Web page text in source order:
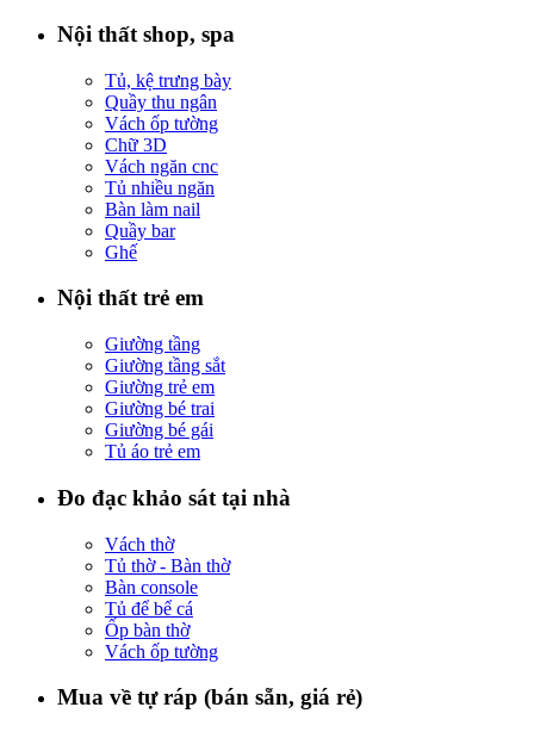
Nội thất shop, spa
Tủ, kệ trưng bày
Quầy thu ngân
Vách ốp tường
Chữ 3D
Vách ngăn cnc
Tủ nhiều ngăn
Bàn làm nail
Quầy bar
Ghế
Nội thất trẻ em
Giường tầng
Giường tầng sắt
Giường trẻ em
Giường bé trai
Giường bé gái
Tủ áo trẻ em
Đo đạc khảo sát tại nhà
Vách thờ
Tủ thờ - Bàn thờ
Bàn console
Tủ để bể cá
Ốp bàn thờ
Vách ốp tường
Mua về tự ráp (bán sẵn, giá rẻ)